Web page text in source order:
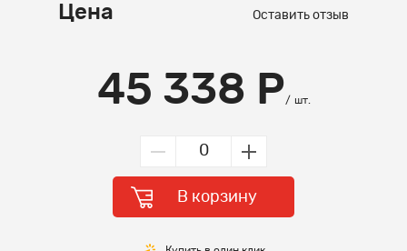
Цена Оставить отзыв
45 338 Р шт.
В корзину